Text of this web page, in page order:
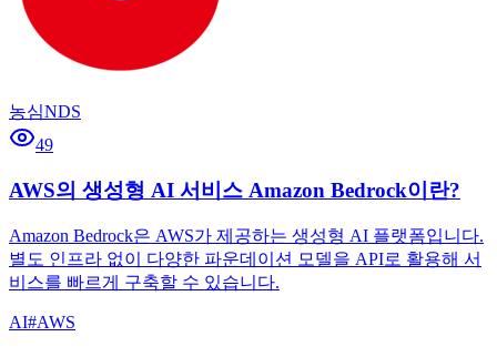
농심NDS
49
AWS의 생성형 AI 서비스 Amazon Bedrock이란?
Amazon Bedrock은 AWS가 제공하는 생성형 AI 플랫폼입니다.
별도 인프라 없이 다양한 파운데이션 모델을 API로 활용해 서
비스를 빠르게 구축할 수 있습니다.
AI#AWS